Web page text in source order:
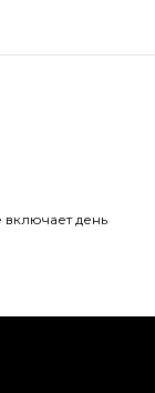
включает день